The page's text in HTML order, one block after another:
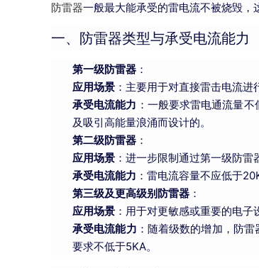
防雷器一般最大能承受的雷电流不被烧毁
一、防雷器类型与承受电流能力
第一级防雷器 ：
应用场景 ：主要用于对直接雷击电流
承受电流能力 ：一般要求雷电通流量
及吸引高能量浪涌而设计的。
第二级防雷器 ：
应用场景 ：进一步限制通过第一级防
承受电流能力 ：雷电流容量不应低于
第三级及更高级别防雷器 ：
应用场景 ：用于对更敏感或重要的电子
承受电流能力 ：随着级数的增加，防
要求不低于5KA。